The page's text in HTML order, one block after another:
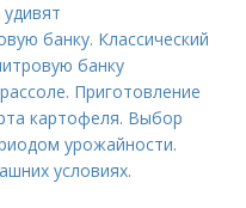
банку. Классический
банку
Приготовление
картофеля. Выбор
урожайности.
условиях.